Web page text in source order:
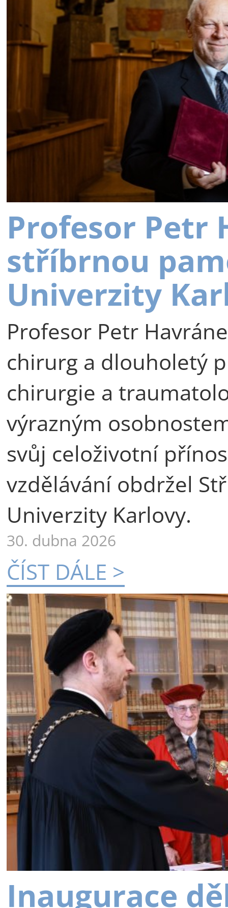
Profesor Petr
stříbrnou
Univerzity
Profesor Petr
chirurg a dlouholetý
chirurgie a
výrazným
svůj celoživotní
vzdělávání obdržel
Univerzity Karlovy.
30. dubna 2026
ČÍST DÁLE >
Inaugurace